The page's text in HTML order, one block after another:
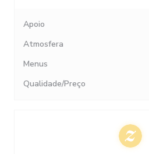
Apoio
Atmosfera
Menus
Qualidade/Preço